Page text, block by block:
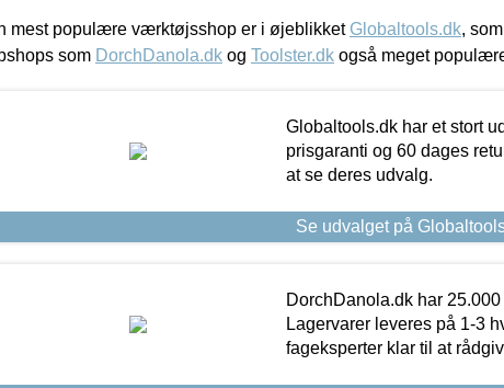
mest populære værktøjsshop er i øjeblikket Globaltools.dk,
som DorchDanola.dk og Toolster.dk også meget
Globaltools.dk har et stort
prisgaranti og 60 dages
at se deres udvalg.
Se udvalget på
DorchDanola.dk har
Lagervarer leveres på 1-3
fageksperter klar til at